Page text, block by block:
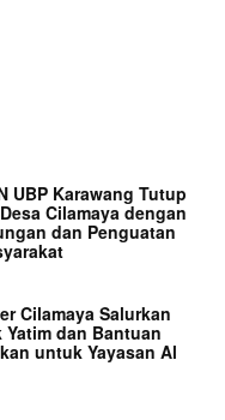
UBP Karawang Tutup
Cilamaya dengan
dan Penguatan
Cilamaya Salurkan
dan Bantuan
untuk Yayasan Al